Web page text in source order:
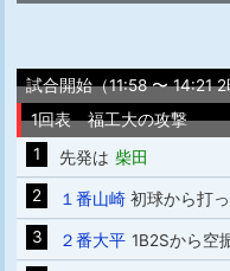
試合開始（11:58 〜 14:21
1回表 福工大の攻撃
1
先発は 柴田
2
１番山崎 初球から打
3
２番大平 1B2Sから